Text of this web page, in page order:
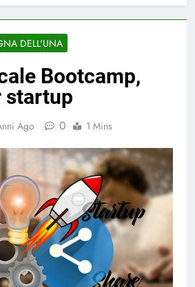
DELL'UNA
Bootcamp,
startup
Ago 0 1 Mins